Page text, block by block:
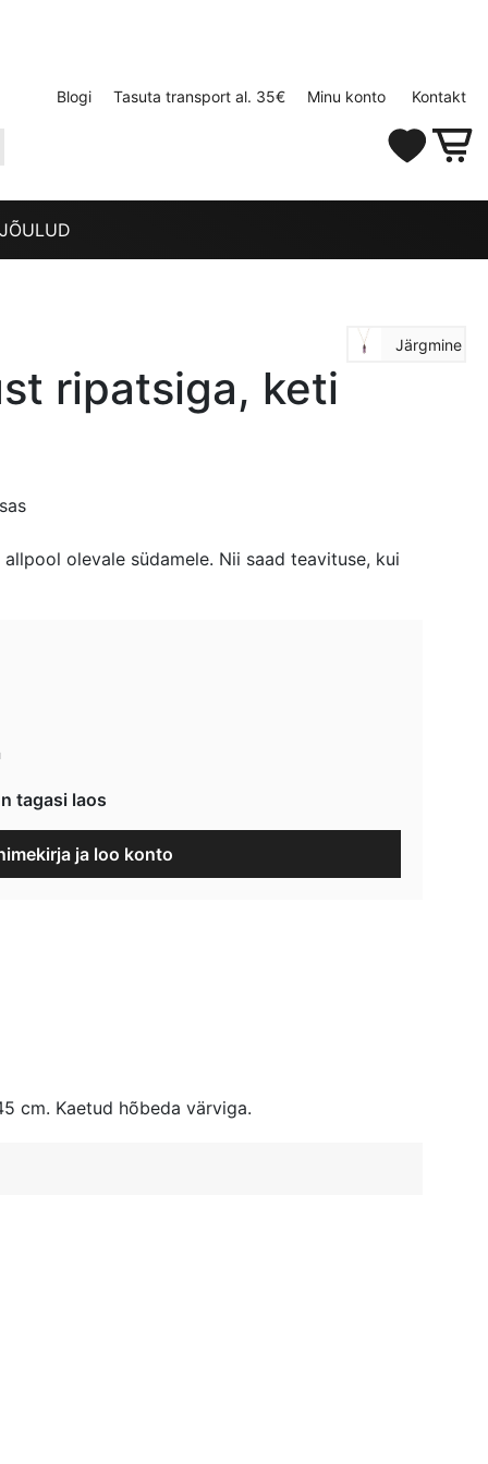
Blogi Tasuta transport al. 35€ Minu konto Kontakt
JÕULUD
Järgmine
ripatsiga, keti
olevale südamele. Nii saad teavituse, kui
tagasi laos
ja loo konto
cm. Kaetud hõbeda värviga.